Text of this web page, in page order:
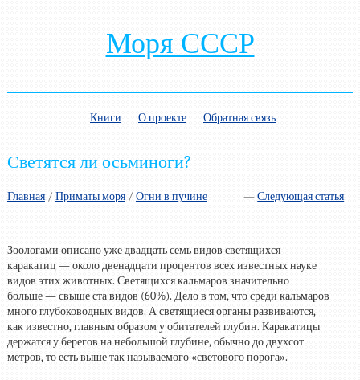
Моря СССР
Книги О проекте Обратная связь
Светятся ли осьминоги?
Главная/ —Следующая статья
Приматы моря/ Огни в пучине
Зоологами описано уже двадцать семь видов светящихся
каракатиц — около двенадцати процентов всех известных науке
видов этих животных. Светящихся кальмаров значительно
больше — свыше ста видов (60%). Дело в том, что среди кальмаров
много глубоководных видов. А светящиеся органы развиваются,
как известно, главным образом у обитателей глубин. Каракатицы
держатся у берегов на небольшой глубине, обычно до двухсот
метров, то есть выше так называемого «светового порога».